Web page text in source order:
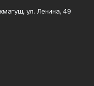
ул. Ленина, 49